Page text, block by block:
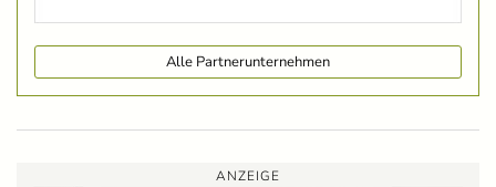
Alle Partnerunternehmen
ANZEIGE